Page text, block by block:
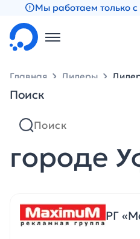
Мы работаем только
Поиск
Главная Дилеры
городе
РГ